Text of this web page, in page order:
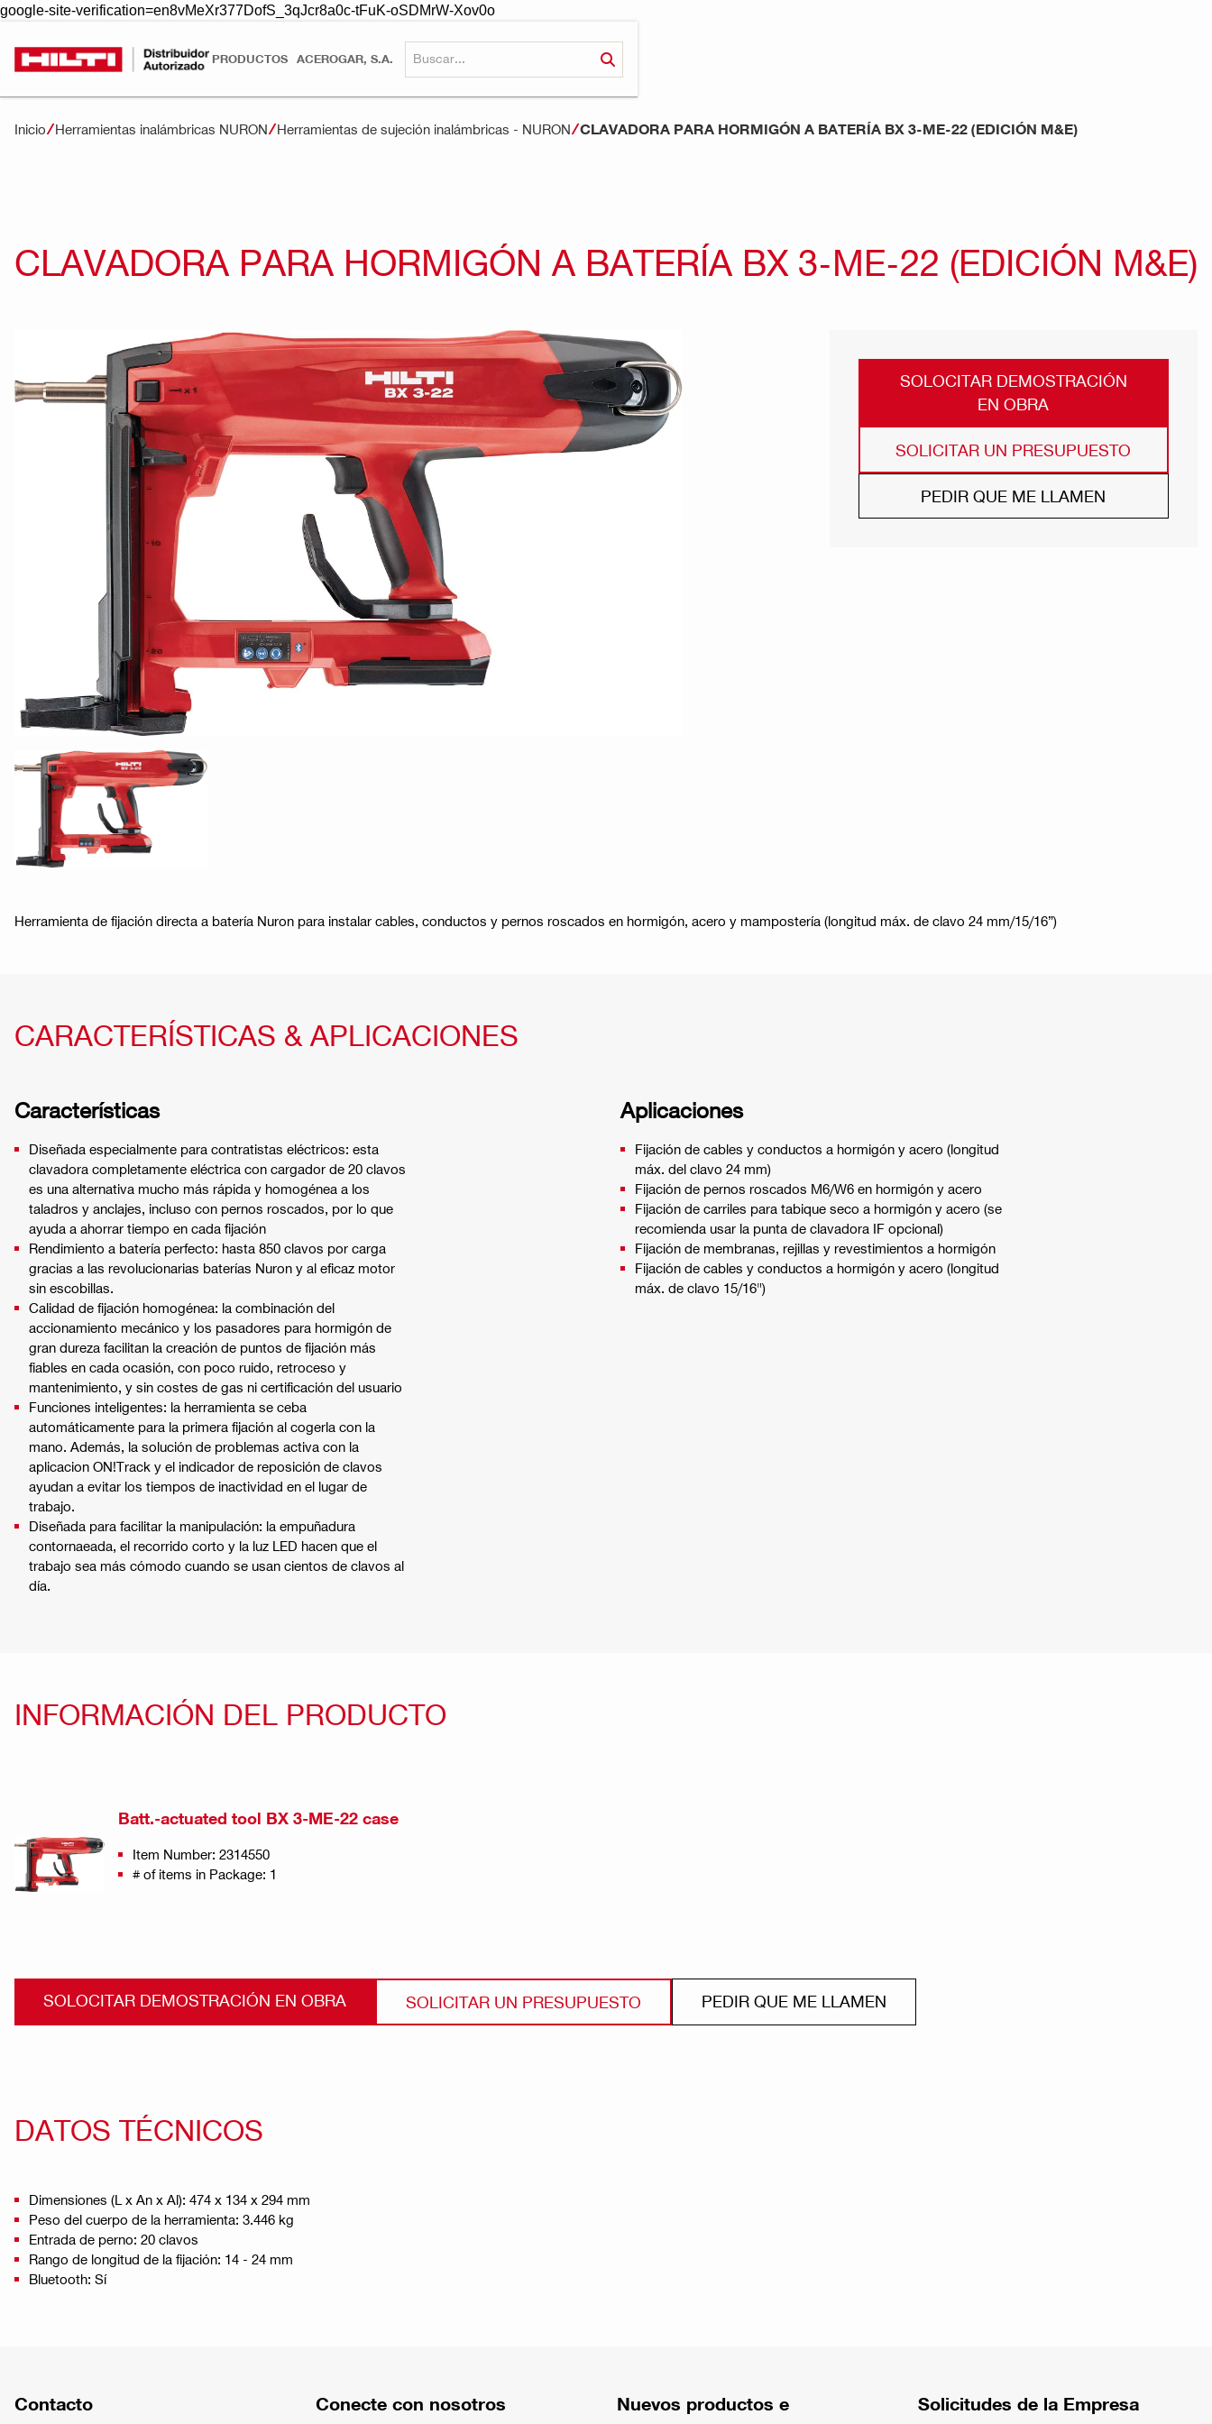
google-site-verification=en8vMeXr377DofS_3qJcr8a0c-tFuK-oSDMrW-Xov0o
PRODUCTOS ACEROGAR, S.A.
Inicio Herramientas inalámbricas NURON Herramientas de sujeción inalámbricas - NURON CLAVADORA PARA HORMIGÓN A BATERÍA BX 3-ME-22 (EDICIÓN M&E)
CLAVADORA PARA HORMIGÓN A BATERÍA BX 3-ME-22 (EDICIÓN M&E)
SOLOCITAR DEMOSTRACIÓN
EN OBRA
SOLICITAR UN PRESUPUESTO
PEDIR QUE ME LLAMEN
Herramienta de fijación directa a batería Nuron para instalar cables, conductos y pernos roscados en hormigón, acero y mampostería (longitud máx. de clavo 24 mm/15/16”)
CARACTERÍSTICAS & APLICACIONES
Características
Diseñada especialmente para contratistas eléctricos: esta
clavadora completamente eléctrica con cargador de 20 clavos
es una alternativa mucho más rápida y homogénea a los
taladros y anclajes, incluso con pernos roscados, por lo que
ayuda a ahorrar tiempo en cada fijación
Rendimiento a batería perfecto: hasta 850 clavos por carga
gracias a las revolucionarias baterías Nuron y al eficaz motor
sin escobillas.
Calidad de fijación homogénea: la combinación del
accionamiento mecánico y los pasadores para hormigón de
gran dureza facilitan la creación de puntos de fijación más
fiables en cada ocasión, con poco ruido, retroceso y
mantenimiento, y sin costes de gas ni certificación del usuario
Funciones inteligentes: la herramienta se ceba
automáticamente para la primera fijación al cogerla con la
mano. Además, la solución de problemas activa con la
aplicacion ON!Track y el indicador de reposición de clavos
ayudan a evitar los tiempos de inactividad en el lugar de
trabajo.
Diseñada para facilitar la manipulación: la empuñadura
contornaeada, el recorrido corto y la luz LED hacen que el
trabajo sea más cómodo cuando se usan cientos de clavos al
día.
Aplicaciones
Fijación de cables y conductos a hormigón y acero (longitud
máx. del clavo 24 mm)
Fijación de pernos roscados M6/W6 en hormigón y acero
Fijación de carriles para tabique seco a hormigón y acero (se
recomienda usar la punta de clavadora IF opcional)
Fijación de membranas, rejillas y revestimientos a hormigón
Fijación de cables y conductos a hormigón y acero (longitud
máx. de clavo 15/16")
INFORMACIÓN DEL PRODUCTO
Batt.-actuated tool BX 3-ME-22 case
Item Number: 2314550
# of items in Package: 1
SOLOCITAR DEMOSTRACIÓN EN OBRA SOLICITAR UN PRESUPUESTO PEDIR QUE ME LLAMEN
DATOS TÉCNICOS
Dimensiones (L x An x Al): 474 x 134 x 294 mm
Peso del cuerpo de la herramienta: 3.446 kg
Entrada de perno: 20 clavos
Rango de longitud de la fijación: 14 - 24 mm
Bluetooth: Sí
Contacto Conecte con nosotros
Nuevos productos e
Solicitudes de la Empresa